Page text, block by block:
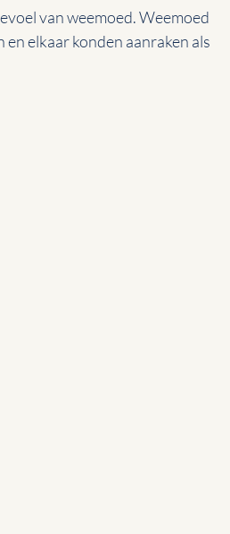
van weemoed. Weemoed
elkaar konden aanraken als